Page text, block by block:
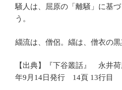
騒人は、屈原の「離騒」に基
う。
緇流は、僧侶。緇は、僧衣の黒
【出典】『下谷叢話』 永井
年9月14日発行 14頁 13行目